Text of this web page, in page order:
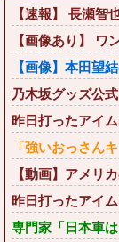
【速報】 長瀬智
【画像あり】 ワ
【画像】本田望
乃木坂グッズ公
昨日打ったアイ
「強いおっさん
【動画】アメリ
昨日打ったアイ
専門家「日本車